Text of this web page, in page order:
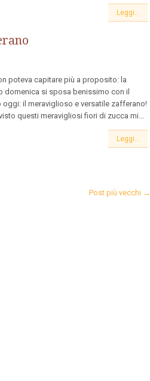
Leggi...
più a proposito: la
domenica si sposa benissimo con il
oggi: il meraviglioso e versatile zafferano!
questi meravigliosi fiori di zucca mi...
Leggi...
Post più vecchi →